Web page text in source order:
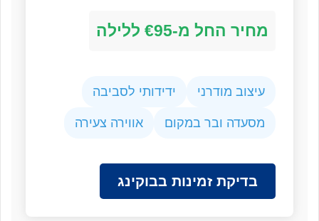
מחיר החל מ-€95 ללילה
עיצוב מודרני ידידותי לסביבה
מסעדה ובר במקום אווירה צעירה
בדיקת זמינות בבוקינג